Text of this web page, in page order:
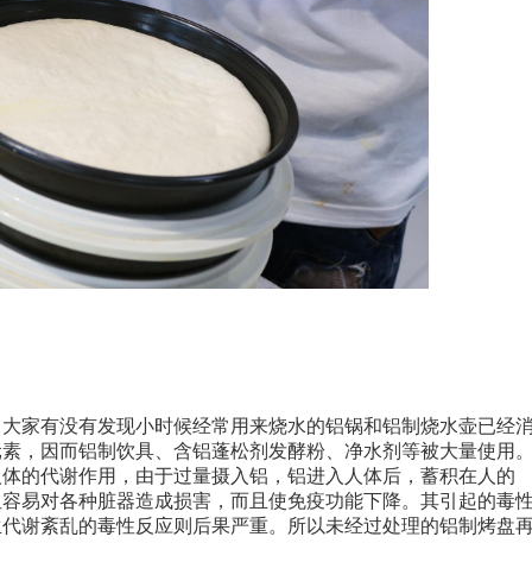
家有没有发现小时候经常用来烧水的铝锅和铝制烧水壶已经
，因而铝制饮具、含铝蓬松剂发酵粉、净水剂等被大量使用
的代谢作用，由于过量摄入铝，铝进入人体后，蓄积在人的
易对各种脏器造成损害，而且使免疫功能下降。其引起的毒
谢紊乱的毒性反应则后果严重。所以未经过处理的铝制烤盘